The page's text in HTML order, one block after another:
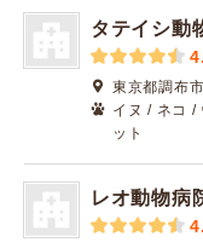
タテイシ動
東京都調布
イヌ / ネコ /
ット
レオ動物病